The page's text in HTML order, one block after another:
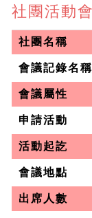
社團活動
社團名稱
會議記錄名稱
會議屬性
申請活動
活動起訖
會議地點
出席人數